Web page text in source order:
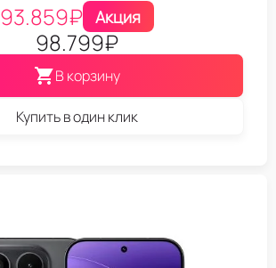
93.859₽ Акция
98.799₽
В корзину
Купить в один клик